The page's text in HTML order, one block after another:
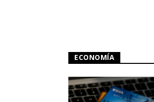
ECONOMÍA